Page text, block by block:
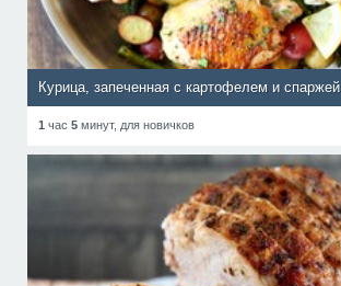
Курица, запеченная с картофелем и спаржей
1 час 5 минут, для новичков